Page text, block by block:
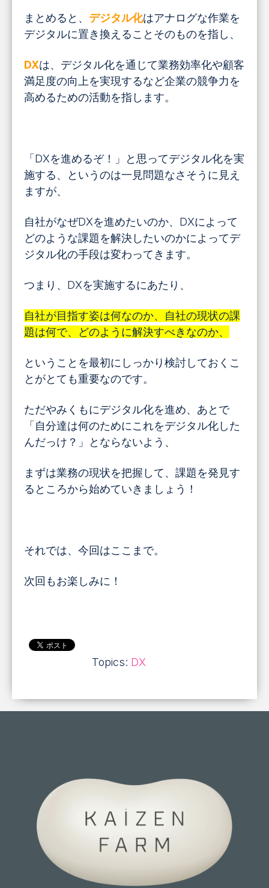
まとめると、 デジタル化はアナログな作業を
デジタルに置き換えることそのものを指し、
DXは、デジタル化を通じて業務効率化や顧客
満足度の向上を実現するなど企業の競争力を
高めるための活動を指します。
「DXを進めるぞ！」と思ってデジタル化を実
施する、というのは一見問題なさそうに見え
ますが、
自社がなぜDXを進めたいのか、DXによって
どのような課題を解決したいのかによってデ
ジタル化の手段は変わってきます。
つまり、DXを実施するにあたり、
自社が目指す姿は何なのか、自社の現状の課
題は何で、どのように解決すべきなのか、
ということを最初にしっかり検討しておくこ
とがとても重要なのです。
ただやみくもにデジタル化を進め、あとで
「自分達は何のためにこれをデジタル化した
んだっけ？」とならないよう、
まずは業務の現状を把握して、課題を発見す
るところから始めていきましょう！
それでは、今回はここまで。
次回もお楽しみに！
Topics: DX